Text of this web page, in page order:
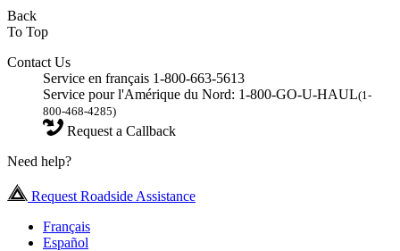
Back
To Top
Contact Us
Service en français 1-800-663-5613
Service pour l'Amérique du Nord: 1-800-GO-U-HAUL(1-
800-468-4285)
Request a Callback
Need help?
Request Roadside Assistance
Français
Español